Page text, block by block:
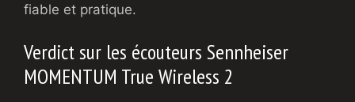
fiable et pratique.
Verdict sur les écouteurs Sennheiser
MOMENTUM True Wireless 2